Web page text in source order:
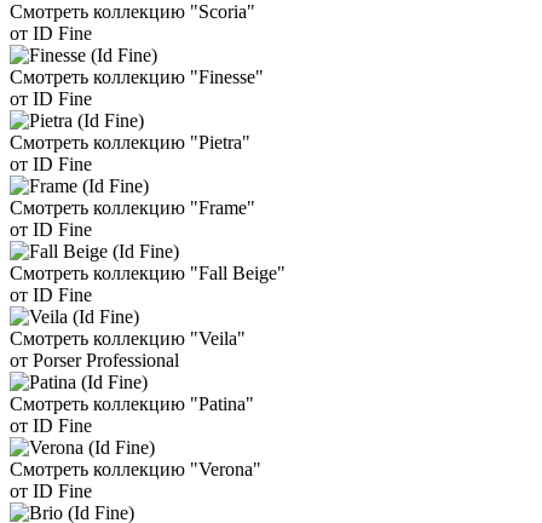
Смотреть коллекцию "Scoria"
от ID Fine
Смотреть коллекцию "Finesse"
от ID Fine
Смотреть коллекцию "Pietra"
от ID Fine
Смотреть коллекцию "Frame"
от ID Fine
Смотреть коллекцию "Fall Beige"
от ID Fine
Смотреть коллекцию "Veila"
от Porser Professional
Смотреть коллекцию "Patina"
от ID Fine
Смотреть коллекцию "Verona"
от ID Fine